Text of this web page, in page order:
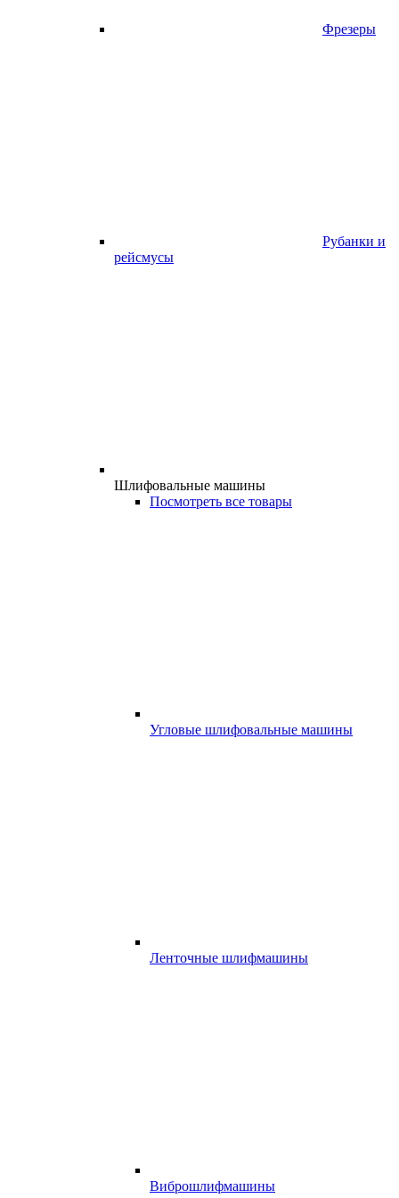
Фрезеры
Рубанки и
рейсмусы
Шлифовальные машины
Посмотреть все товары
Угловые шлифовальные машины
Ленточные шлифмашины
Виброшлифмашины